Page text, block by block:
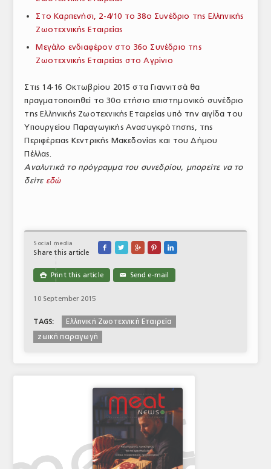
ΣΦΑΓΕΙΑ
ΕΞΟΠΛΙΣΜΟΣ
ΥΠΗΡΕΣΙΕΣ
ΕΜΠΟΡΙΚΟΙ ΑΝΤΙΠΡΟΣΩΠΟΙ
ΝΟΜΟΘΕΣΙΑ
ΕΥΡΩΠΑΪΚΗ ΝΟΜΟΘΕΣΙΑ
Profile
ΑΡΧΕΙΟ ΤΕΥΧΩΝ
ΣΥΝΕΔΡΙΟ ΚΡΕΑΤΟΣ
Στο Καρπενήσι, 2-4/10 το 38ο Συνέδριο της Ελληνικής
Ζωοτεχνικής Εταιρείας
Μεγάλο ενδιαφέρον στο 36ο Συνέδριο της
Ζωοτεχνικής Εταιρείας στο Αγρίνιο
Στις 14-16 Οκτωβρίου 2015 στα Γιαννιτσά θα
πραγματοποιηθεί το 30ο ετήσιο επιστημονικό συνέδριο
της Ελληνικής Ζωοτεχνικής Εταιρείας υπό την αιγίδα του
Υπουργείου Παραγωγικής Ανασυγκρότησης, της
Περιφέρειας Κεντρικής Μακεδονίας και του Δήμου
Πέλλας.
Αναλυτικά το πρόγραμμα του συνεδρίου, μπορείτε να το
δείτε εδώ
Social media
Share this article
    
 Print this article ✉ Send e-mail
10 September 2015
TAGS:
Ελληνική Ζωοτεχνική Εταιρεία
ζωική παραγωγή